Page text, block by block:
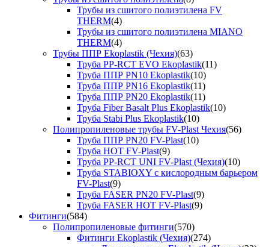
Трубы из сшитого полиэтилена FV
THERM(4)
Трубы из сшитого полиэтилена MIANO
THERM(4)
Трубы ППР Ekoplastik (Чехия)(63)
Труба PP-RCT EVO Ekoplastik(11)
Труба ППР PN10 Ekoplastik(10)
Труба ППР PN16 Ekoplastik(11)
Труба ППР PN20 Ekoplastik(11)
Труба Fiber Basalt Plus Ekoplastik(10)
Труба Stabi Plus Ekoplastik(10)
Полипропиленовые трубы FV-Plast Чехия(56)
Труба ППР PN20 FV-Plast(10)
Труба HOT FV-Plast(9)
Труба PP-RCT UNI FV-Plast (Чехия)(10)
Труба STABIOXY с кислородным барьером
FV-Plast(9)
Труба FASER PN20 FV-Plast(9)
Труба FASER HOT FV-Plast(9)
Фитинги(584)
Полипропиленовые фитинги(570)
Фитинги Ekoplastik (Чехия)(274)